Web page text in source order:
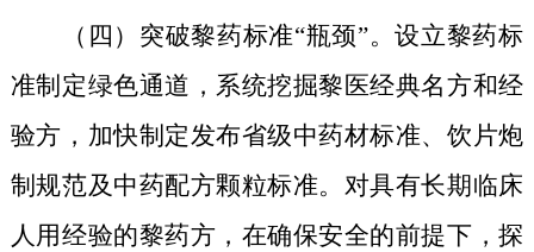
（四）突破黎药标准“瓶颈”。设立黎药标
准制定绿色通道 ，系统挖掘黎医经典名方和经
验方，加快制定发布省级中药材标准、饮片炮
制规范及中药配方颗粒标准。对具有长期临床
人用经验的黎药方， 在确保安全的前提下，探